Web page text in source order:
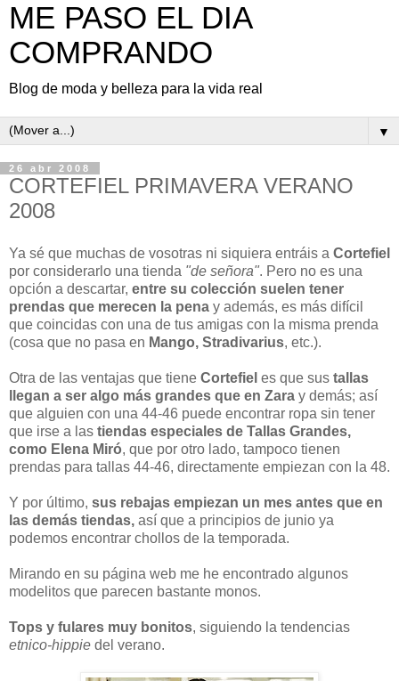
ME PASO EL DIA
COMPRANDO
Blog de moda y belleza para la vida real
▼
26 abr 2008
CORTEFIEL PRIMAVERA VERANO
2008
Ya sé que muchas de vosotras ni siquiera entráis a Cortefiel
por considerarlo una tienda "de señora". Pero no es una
opción a descartar, entre su colección suelen tener
prendas que merecen la pena y además, es más difícil
que coincidas con una de tus amigas con la misma prenda
(cosa que no pasa en Mango, Stradivarius, etc.).
Otra de las ventajas que tiene Cortefiel es que sus tallas
llegan a ser algo más grandes que en Zara y demás; así
que alguien con una 44-46 puede encontrar ropa sin tener
que irse a las tiendas especiales de Tallas Grandes,
como Elena Miró, que por otro lado, tampoco tienen
prendas para tallas 44-46, directamente empiezan con la 48.
Y por último, sus rebajas empiezan un mes antes que en
las demás tiendas, así que a principios de junio ya
podemos encontrar chollos de la temporada.
Mirando en su página web me he encontrado algunos
modelitos que parecen bastante monos.
Tops y fulares muy bonitos, siguiendo la tendencias
etnico-hippie del verano.